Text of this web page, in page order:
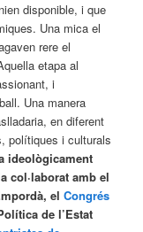
disponible, i que
Una mica el
rere el
etapa al
i
Una manera
en diferent
polítiques i culturals
ideològicament
col·laborat amb el
elCongrés
de l’Estat